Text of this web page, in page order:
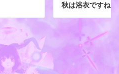
秋は浴衣ですね。